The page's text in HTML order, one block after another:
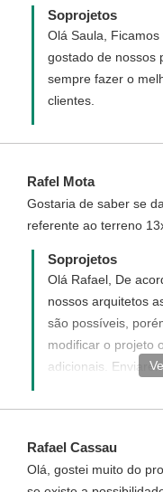
técnico
obra, para
a sua prefeitura.
de nosso arquiteto,
dimensões de seu
Soprojetos
Olá Saula,
gostado de nossos
sempre fazer o
clientes.
Rafel Mota
Gostaria de saber se
referente ao terreno
Soprojetos
Olá Rafael, De
nossos arquitetos
são possíveis,
modificar o projeto
adicionais.
funciona, quais os
Rafael Cassau
Olá, gostei muito do